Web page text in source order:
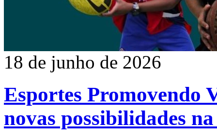
18 de junho de 2026
Esportes Promovendo
novas possibilidades